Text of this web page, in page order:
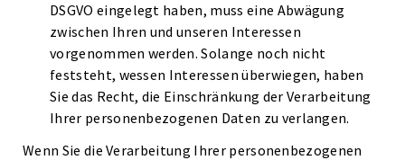
DSGVO eingelegt haben, muss eine Abwägung
zwischen Ihren und unseren Interessen
vorgenommen werden. Solange noch nicht
feststeht, wessen Interessen überwiegen, haben
Sie das Recht, die Einschränkung der Verarbeitung
Ihrer personenbezogenen Daten zu verlangen.
Wenn Sie die Verarbeitung Ihrer personenbezogenen